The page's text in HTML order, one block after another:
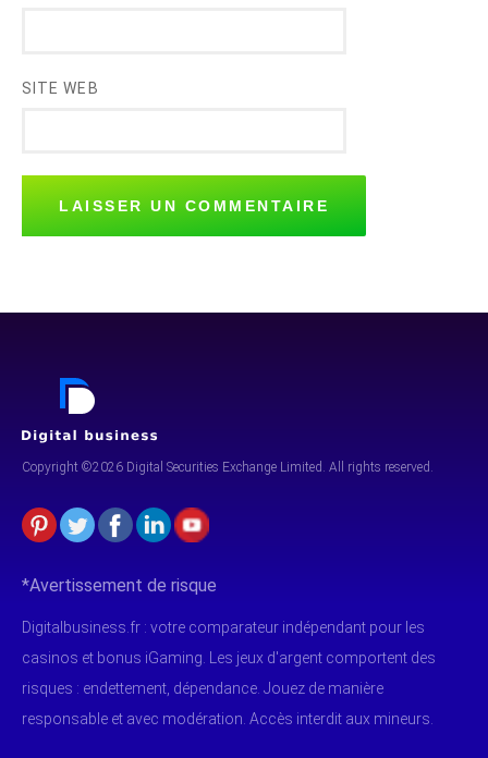
SITE WEB
Copyright ©2026 Digital Securities Exchange Limited. All rights reserved.
*Avertissement de risque
Digitalbusiness.fr : votre comparateur indépendant pour les
casinos et bonus iGaming. Les jeux d'argent comportent des
risques : endettement, dépendance. Jouez de manière
responsable et avec modération. Accès interdit aux mineurs.